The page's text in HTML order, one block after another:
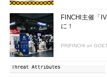
FINCHI主催「
に！
PR(FINCHI on